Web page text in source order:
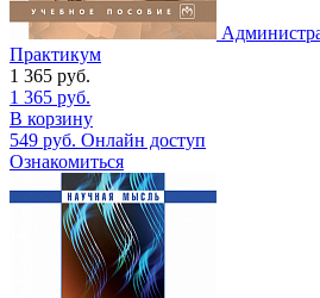
Практикум
1 365 руб.
1 365 руб.
В корзину
549 руб. Онлайн доступ
Ознакомиться